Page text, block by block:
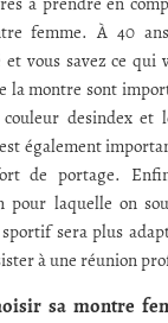
femme. À 40
vous savez ce qui
la montre sont
desindex et
également
de portage.
pour laquelle on
sera plus
à une réunion
sa montre